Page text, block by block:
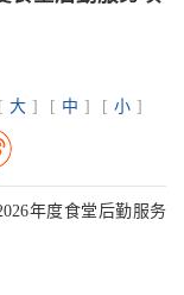
[ 大 ] [ 中 ] [ 小 ]
年度食堂后勤服务